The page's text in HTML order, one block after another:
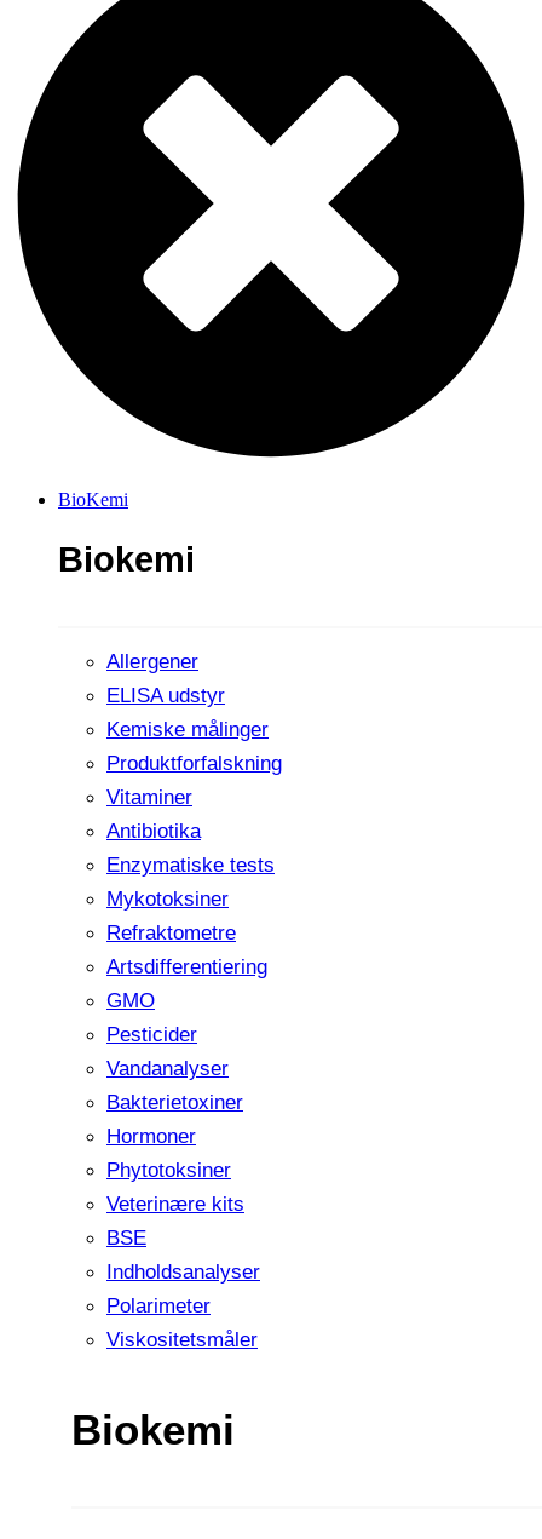
BioKemi
Biokemi
Allergener
ELISA udstyr
Kemiske målinger
Produktforfalskning
Vitaminer
Antibiotika
Enzymatiske tests
Mykotoksiner
Refraktometre
Artsdifferentiering
GMO
Pesticider
Vandanalyser
Bakterietoxiner
Hormoner
Phytotoksiner
Veterinære kits
BSE
Indholdsanalyser
Polarimeter
Viskositetsmåler
Biokemi